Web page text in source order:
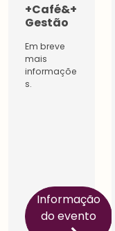
+Café&+
Gestão
Em breve
mais
informaçõe
s.
Informação
do evento